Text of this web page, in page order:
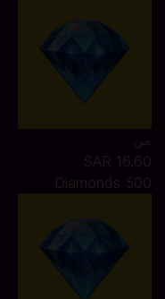
من
SAR 16.60
500 Diamonds